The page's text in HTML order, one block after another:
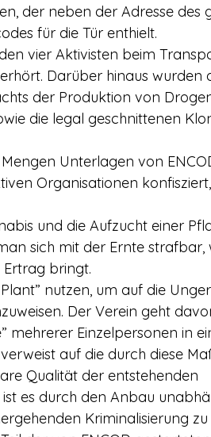
der neben der Adresse des
für die Tür enthielt.
Darüber hinaus wurden
der Produktion von
die legal geschnittenen
Organisationen
sich mit der Ernte strafbar,
bringt.
Der Verein geht
mehrerer Einzelpersonen in
auf die durch diese
Qualität der entstehenden
es durch den Anbau
Kriminalisierung zu